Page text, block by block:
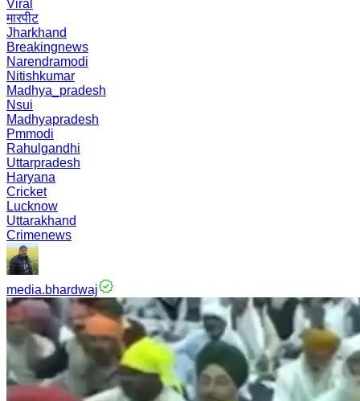
Viral
मारपीट
Jharkhand
Breakingnews
Narendramodi
Nitishkumar
Madhya_pradesh
Nsui
Madhyapradesh
Pmmodi
Rahulgandhi
Uttarpradesh
Haryana
Cricket
Lucknow
Uttarakhand
Crimenews
media.bhardwaj